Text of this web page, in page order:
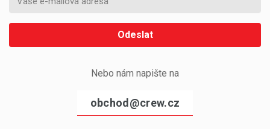
Odeslat
Nebo nám napište na
obchod@crew.cz